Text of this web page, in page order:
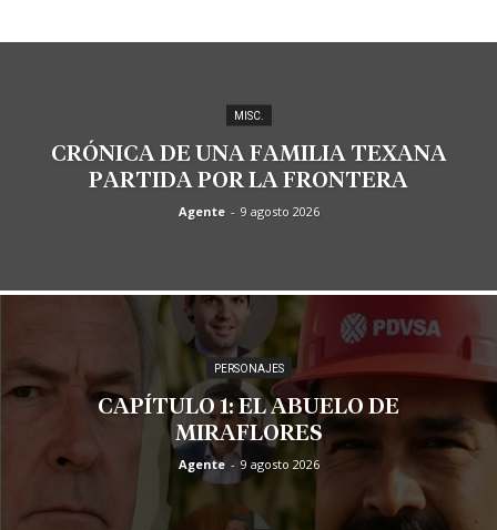
MISC.
CRÓNICA DE UNA FAMILIA TEXANA
PARTIDA POR LA FRONTERA
Agente - 9 agosto 2026
PERSONAJES
CAPÍTULO 1: EL ABUELO DE
MIRAFLORES
Agente - 9 agosto 2026